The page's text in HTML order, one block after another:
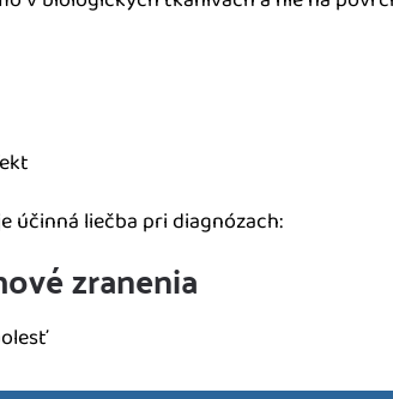
účinná liečba pri diagnózach:
zranenia